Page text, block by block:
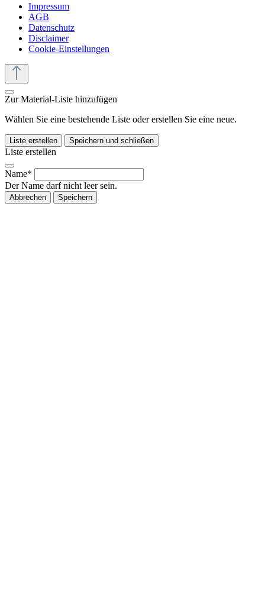
Impressum
AGB
Datenschutz
Disclaimer
Cookie-Einstellungen
Zur Material-Liste hinzufügen
Wählen Sie eine bestehende Liste oder erstellen Sie eine neue.
Liste erstellen Speichern und schließen
Liste erstellen
Name*
Der Name darf nicht leer sein.
Abbrechen Speichern